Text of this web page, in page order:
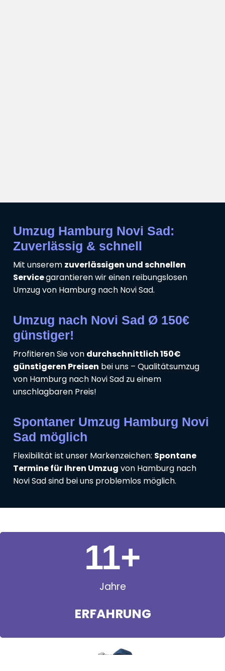
Umzug Hamburg Novi Sad:
Zuverlässig & schnell
Mit unserem zuverlässigen und schnellen
Servicegarantieren wir einen reibungslosen
Umzug von Hamburg nach Novi Sad.
Umzug nach Novi Sad Ø 150€
günstiger!
Profitieren Sie von durchschnittlich 150€
günstigeren Preisen bei uns – Qualitätsumzug
von Hamburg nach Novi Sad zu einem
unschlagbaren Preis!
Spontaner Umzug Hamburg Novi
Sad möglich
Flexibilität ist unser Markenzeichen: Spontane
Termine für Ihren Umzug von Hamburg nach
Novi Sad sind bei uns problemlos möglich.
Jahre
ERFAHRUNG
11+